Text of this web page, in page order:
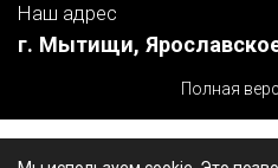
Наш адрес
г. Мытищи,
Полная